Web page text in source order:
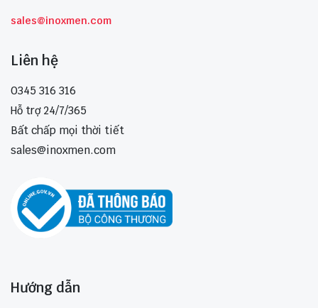
sales@inoxmen.com
Liên hệ
0345 316 316
Hỗ trợ 24/7/365
Bất chấp mọi thời tiết
sales@inoxmen.com
Hướng dẫn